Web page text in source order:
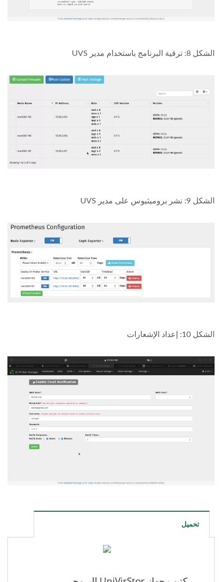
الشكل 8: ترقية البرنامج باستخدام مدير UVS
الشكل 9: نشر بروميثيوس على مدير UVS
الشكل 10: إعداد الإشعارات
تحميل